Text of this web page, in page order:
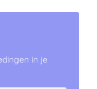
in je